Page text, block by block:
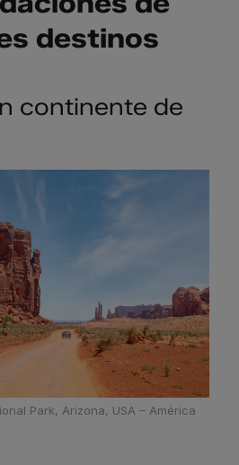
destinos
continente de
Park, Arizona, USA – América